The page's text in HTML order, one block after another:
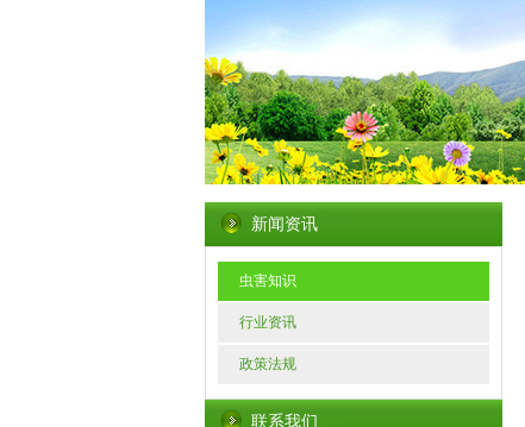
新闻资讯
虫害知识
行业资讯
政策法规
联系我们